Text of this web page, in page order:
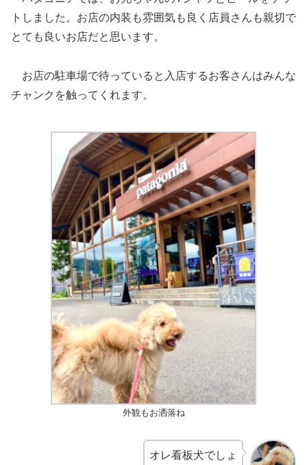
トしました。お店の内装も雰囲気も良く店員さんも親切で
とても良いお店だと思います。
お店の駐車場で待っていると入店するお客さんはみんな
チャンクを触ってくれます。
外観もお洒落ね
オレ看板犬でしょ